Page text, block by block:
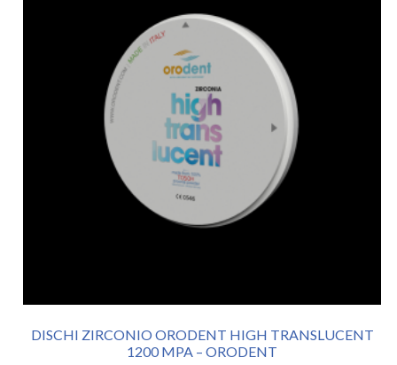
DISCHI ZIRCONIO ORODENT HIGH TRANSLUCENT
1200 MPA – ORODENT